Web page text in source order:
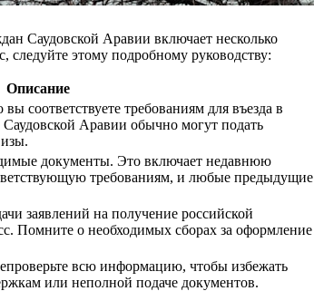
Саудовской Аравии включает несколько
этому подробному руководству:
Описание
соответствуете требованиям для въезда в
Аравии обычно могут подать
документы. Это включает недавнюю
требованиям, и любые предыдущие
заявлений на получение российской
Помните о необходимых сборах за оформление
всю информацию, чтобы избежать
или неполной подаче документов.